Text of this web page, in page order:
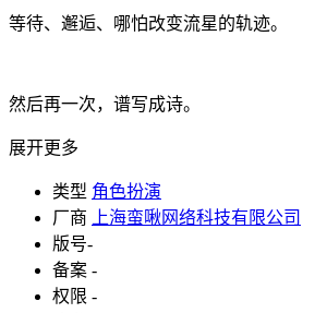
等待、邂逅、哪怕改变流星的轨迹。
然后再一次，谱写成诗。
展开更多
类型 角色扮演
厂商
上海蛮啾网络科技有限公司
版号-
备案 -
权限 -